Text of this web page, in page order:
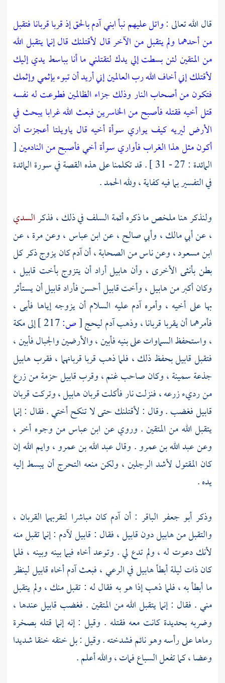
قال الله تعالى :واتل عليهم نبأ ابني آدم بالحق إذ قربا قربانا فتقبل
من أحدهما ولم يتقبل من الآخر قال لأقتلنك قال إنما يتقبل الله
من المتقين لئن بسطت إلي يدك لتقتلني ما أنا بباسط يدي إليك
لأقتلك إني أخاف الله رب العالمين إني أريد أن تبوء بإثمي وإثمك
فتكون من أصحاب النار وذلك جزاء الظالمين فطوعت له نفسه
قتل أخيه فقتله فأصبح من الخاسرين فبعث الله غرابا يبحث في
الأرض ليريه كيف يواري سوأة أخيه قال ياويلتا أعجزت أن
أكون مثل هذا الغراب فأواري سوأة أخي فأصبح من النادمين[
المائدة : 27 - 31 ] . قد تكلمنا على هذه القصة في سورة المائدة
في التفسير بما فيه كفاية ، ولله الحمد .
ولنذكر هنا ملخص ما ذكره أئمة السلف في ذلك ، فذكرالسدي
، عنأبي مالك، وأبي صالح، عنابن عباس، وعنمرة، عن
ابن مسعود، وعن ناس من الصحابة ، أنآدمكان يزوج ذكر كل
بطن بأنثى الأخرى ، وأن هابيلأراد أن يتزوج بأخت قابيل ،
وكان أكبر منهابيل، وأختقابيلأحسن فأرادقابيلأن يستأثر
بها على أخيه ، وأمرهآدمعليه السلام أن يزوجه إياها فأبى ،
فأمرهما أن يقربا قربانا ، وذهبآدمليحج[ص: إلىمكة
، واستحفظ السماوات على بنيه فأبين ، والأرضين والجبال فأبين ،
فتقبلقابيلبحفظ ذلك ، فلما ذهب قربا قربانهما ، فقربهابيل
جذعة سمينة ، وكان صاحب غنم ، وقربقابيلحزمة من زرع
من رديء زرعه ، فنزلت نار فأكلت قربانهابيل، وتركت قربان
قابيلفغضب . وقال : لأقتلنك حتى لا تنكح أختي . فقال : إنما
يتقبل الله من المتقين . وروي عن ابن عباسمن وجوه أخر ،
وعنعبد الله بن عمرو. وقالعبد الله بن عمرو، وايم الله إن
كان المقتول لأشد الرجلين ، ولكن منعه التحرج أن يبسط إليه
يده .
وذكر أبو جعفر الباقر : أنآدمكان مباشرا لتقربهما القربان ،
والتقبل منهابيلدونقابيل، فقال : قابيللآدم : إنما تقبل منه
لأنك دعوت له ، ولم تدع لي . وتوعد أخاه فيما بينه وبينه ، فلما
كان ذات ليلة أبطأهابيلفي الرعي ، فبعثآدمأخاهقابيللينظر
ما أبطأ به ، فلما ذهب إذا هو به فقال له : تقبل منك ، ولم يتقبل
مني . فقال : إنما يتقبل الله من المتقين . فغضب قابيلعندها ،
وضربه بحديدة كانت معه فقتله . وقيل : إنه إنما قتله بصخرة
رماها على رأسه وهو نائم فشدخته . وقيل : بل خنقه خنقا شديدا
وعضا ، كما تفعل السباع فمات ، والله أعلم .